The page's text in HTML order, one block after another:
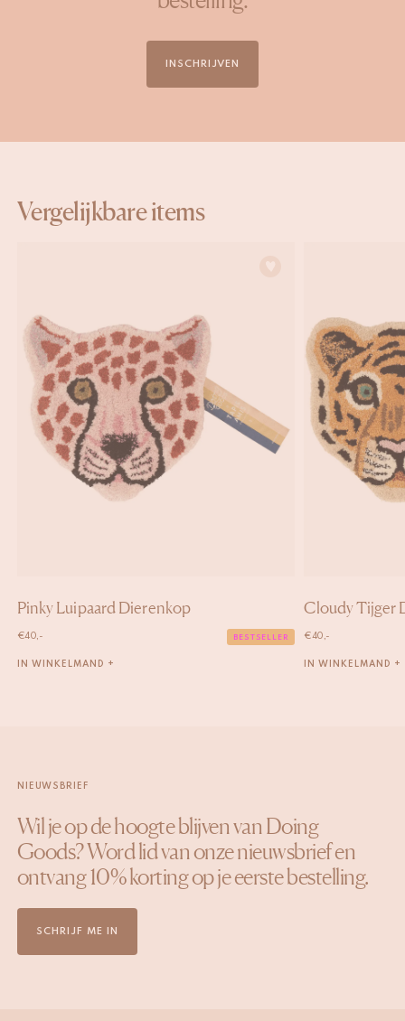
INSCHRIJVEN
Vergelijkbare items
Pinky Luipaard Dierenkop
€40,- BESTSELLER
IN WINKELMAND +
Cloudy Tijger
€40,-
IN WINKELMAND +
NIEUWSBRIEF
Wil je op de hoogte blijven van Doing
Goods? Word lid van onze nieuwsbrief en
ontvang 10% korting op je eerste bestelling.
SCHRIJF ME IN